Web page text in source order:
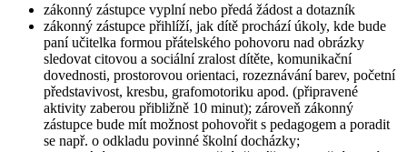
zákonný zástupce vyplní nebo předá žádost a dotazník
zákonný zástupce přihlíží, jak dítě prochází úkoly, kde bude
paní učitelka formou přátelského pohovoru nad obrázky
sledovat citovou a sociální zralost dítěte, komunikační
dovednosti, prostorovou orientaci, rozeznávání barev, početní
představivost, kresbu, grafomotoriku apod. (připravené
aktivity zaberou přibližně 10 minut); zároveň zákonný
zástupce bude mít možnost pohovořit s pedagogem a poradit
se např. o odkladu povinné školní docházky;